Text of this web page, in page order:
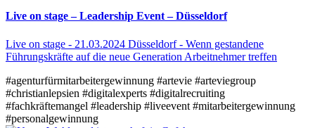
Live on stage – Leadership Event – Düsseldorf
Live on stage - 21.03.2024 Düsseldorf - Wenn gestandene
Führungskräfte auf die neue Generation Arbeitnehmer treffen
#agenturfürmitarbeitergewinnung #artevie #arteviegroup
#christianlepsien #digitalexperts #digitalrecruiting
#fachkräftemangel #leadership #liveevent #mitarbeitergewinnung
#personalgewinnung